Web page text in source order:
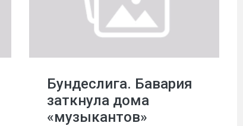
Бундеслига. Бавария
заткнула дома
«музыкантов»